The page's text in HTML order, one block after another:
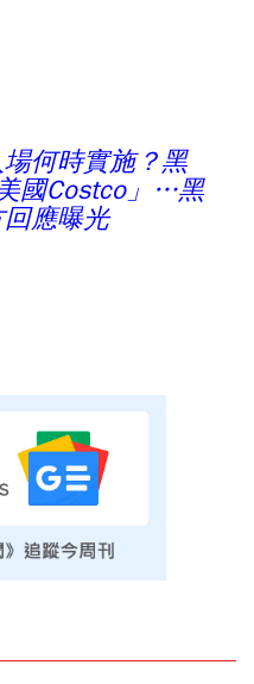
何時實施？黑
國Costco」…黑
應曝光